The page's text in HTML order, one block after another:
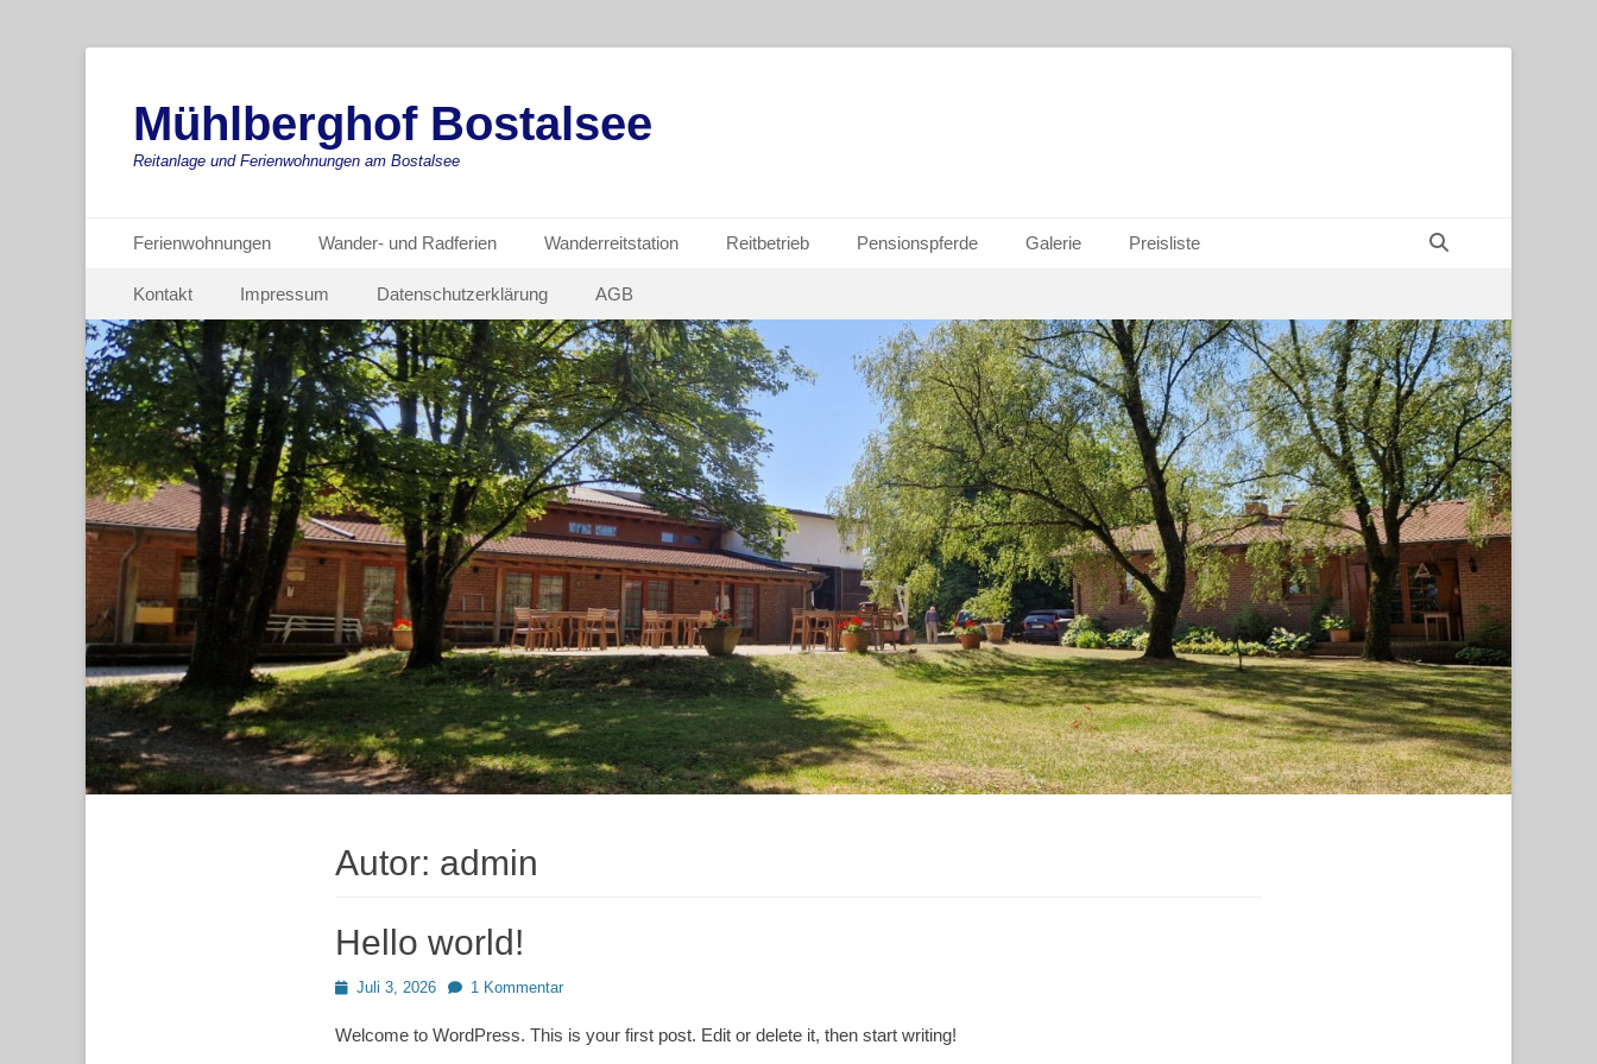
Mühlberghof Bostalsee
Reitanlage und Ferienwohnungen am Bostalsee
Primäres Menü
Inhalt
Ferienwohnungen Wander- und Radferien Wanderreitstation Reitbetrieb Pensionspferde Galerie Preisliste
Sekundäres Menü
Inhalt
springen
Kontakt Impressum Datenschutzerklärung AGB
Autor: admin
Hello world!
PostedJuli 3, 2026 1 Kommentar
Welcome to WordPress. This is your first post. Edit or delete it, then start writing!